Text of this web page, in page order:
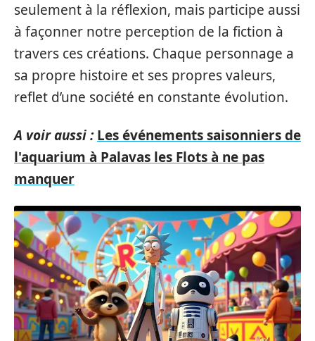
seulement à la réflexion, mais participe aussi
à façonner notre perception de la fiction à
travers ces créations. Chaque personnage a
sa propre histoire et ses propres valeurs,
reflet d’une société en constante évolution.
A voir aussi : Les événements saisonniers de
l'aquarium à Palavas les Flots à ne pas
manquer